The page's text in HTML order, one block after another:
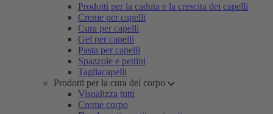
Prodotti per la caduta e la crescita dei capelli
Creme per capelli
Cura per capelli
Gel per capelli
Pasta per capelli
Spazzole e pettini
Tagliacapelli
Prodotti per la cura del corpo
Visualizza tutti
Creme corpo